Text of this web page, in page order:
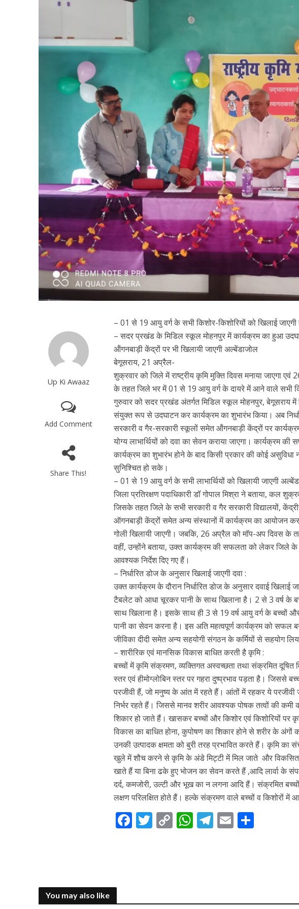
Up Ki Awaaz
Add Comment
Share This!
– 01 से 19 आयु वर्ग के सभी किशोर-किशोरियों को खिलाई जाएगी
– सदर प्रखंड के मिडिल स्कूल मोहनपुर में कार्यक्रम का हुआ
ऑंगनबाड़ी केंद्रों पर भी खिलायी जाएगी अल्बेंडाजोल
बेगूसराय, 21 अप्रैल-
शुक्रवार को जिले में राष्ट्रीय कृमि मुक्ति दिवस मनाया जाएगा
के तहत जिले भर में 01 से 19 आयु वर्ग के दायरे में आने वाले सभी
गुरुवार को सदर प्रखंड अंतर्गत मिडिल स्कूल मोहनपुर, बेगूसराय में
संयुक्त रूप से उदघाटन कर कार्यक्रम का शुभारंभ किया। अब
सरकारी व गैर-सरकारी स्कूलों समेत ऑंगनबाड़ी केंद्रों पर
योग्य लाभार्थियों को दवा का सेवन कराया जाएगा। कार्यक्रम
कार्यक्रम का शुभारंभ होने के बाद किसी प्रकार की कोई
सुनिश्चित हो सके।
– 01 से 19 आयु वर्ग के सभी लाभार्थियों को खिलायी जाएगी
जिला प्रतिरक्षण पदाधिकारी डॉ गोपाल मिश्रा ने बताया, कल
जिसके तहत जिले के सभी सरकारी व गैर सरकारी विद्यालयों,
ऑगनबाड़ी केंद्रों समेत अन्य संस्थानों में कार्यक्रम का आयोजन
गोली खिलायी जाएगी। जबकि, 26 अप्रैल को माॅप-अप दिवस के
वहीं, उन्होंने बताया, उक्त कार्यक्रम की सफलता को लेकर जिले के
आवश्यक निर्देश दिए गए हैं।
– निर्धारित डोज के अनुसार खिलाई जाएगी दवा :
उक्त कार्यक्रम के दौरान निर्धारित डोज के अनुसार दवाई
टैबलेट को आधा चूरकर पानी के साथ खिलाना है। 2 से 3 वर्ष के
साथ खिलाना है। इसके साथ ही 3 से 19 वर्ष आयु वर्ग के बच्चों
पानी का सेवन करना है। इस अति महत्वपूर्ण कार्यक्रम को सफल
जीविका दीदी समेत अन्य सहयोगी संगठन के कर्मियों से सहयोग
– शारीरिक एवं मानसिक विकास बाधित करती है कृमि :
बच्चों में कृमि संक्रमण, व्यक्तिगत अस्वच्छता तथा संक्रमित
स्तर एवं हीमोग्लोबिन स्तर पर गहरा दुष्प्रभाव पड़ता है। जिससे
परजीवी हैं, जो मनुष्य के आंत में रहते हैं। आंतों में रहकर ये परजीवी
निर्भर रहते हैं। जिससे मानव शरीर आवश्यक पोषक तत्वों की कमी
शिकार हो जाते हैं। खासकर बच्चों और किशोर एवं किशोरियों
विकास का बाधित होना, कुपोषण का शिकार होने से शरीर के
उनकी उत्पादक क्षमता को बुरी तरह प्रभावित करते हैं। कृमि
खुले में शौच करने से कृमि के अंडे मिट्टी में मिल जाते और विकसित
खाते हैं या बिना ढके हुए भोजन का सेवन करते हैं ,आदि लार्वा के
दर्द, कमजोरी, उल्टी और भूख का न लगना आदि हैं। संक्रमित
लक्षण परिलक्षित होते हैं। हल्के संक्रमण वाले बच्चों व किशोरों में
F
o
T C
n
W
p
T
m
E
You may also like
देश-दुनियाँ